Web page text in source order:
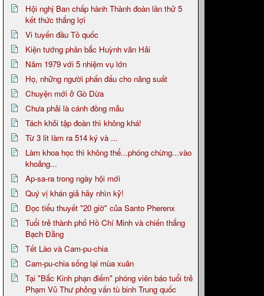
Hội nghị Ban chấp hành Thành đoàn lần thử 5
kết thức thắng lợi
Vi tuyến đầu Tồ quốc
Kiện tướng phân bắc Huỳnh văn Hải
Năm 1979 với 5 nhiệm vụ lớn
Họ, những người phấn đấu cho năng suất
Chuyện mới ở Gò Dừa
Chưa phải là cánh đồng mẫu
Tách khỏi tập đoàn thì không khá!
Từ 3 lit làm ra 514 ký và ...
Làm khoa học thì không thể...phóng chừng...vào
khoảng...
Ap-sa-ra trong ngày hội mới
Quý vị khán giả hãy nhìn kỹ!
Đọc tiểu thuyết "20 giờ" của Santo Pherenx
Tuổi trẻ thành phố Hồ Chí Minh và chiến thắng
Bạch Đằng
Tết Lào và Cam-pu-chia
Cam-pu-chia sống lại mùa xuân
Tại "Bắc Kinh phạn điếm" phóng viên báo tuổi trẻ
Phạm Vũ Thư phỏng vấn tù binh Trung quốc